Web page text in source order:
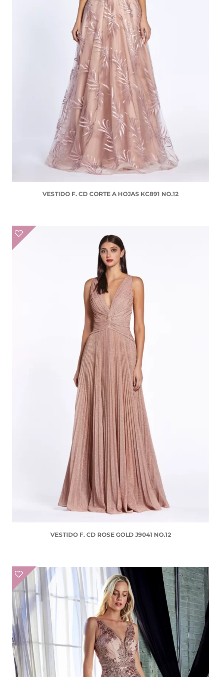
VESTIDO F. CD CORTE A HOJAS KC891 NO.12
VESTIDO F. CD ROSE GOLD J9041 NO.12